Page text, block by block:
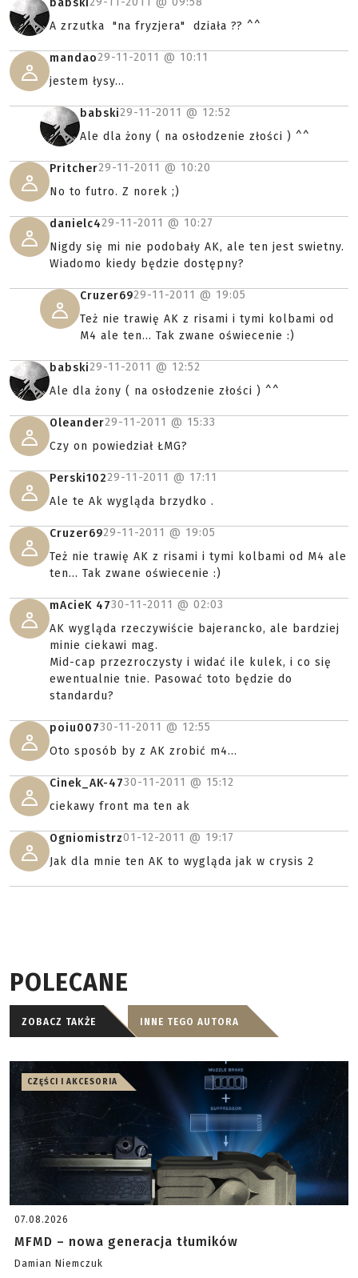
babski
A zrzutka "na fryzjera" działa ?? ^^
mandao29-11-2011 @ 10:11
jestem łysy...
babski29-11-2011 @ 12:52
Ale dla żony ( na osłodzenie złości ) ^^
Pritcher29-11-2011 @ 10:20
No to futro. Z norek ;)
danielc429-11-2011 @ 10:27
Nigdy się mi nie podobały AK, ale ten jest swietny.
Wiadomo kiedy będzie dostępny?
Cruzer6929-11-2011 @ 19:05
Też nie trawię AK z risami i tymi kolbami od
M4 ale ten... Tak zwane oświecenie :)
babski29-11-2011 @ 12:52
Ale dla żony ( na osłodzenie złości ) ^^
Oleander29-11-2011 @ 15:33
Czy on powiedział ŁMG?
Perski10229-11-2011 @ 17:11
Ale te Ak wygląda brzydko .
Cruzer6929-11-2011 @ 19:05
Też nie trawię AK z risami i tymi kolbami od M4 ale
ten... Tak zwane oświecenie :)
mAcieK 4730-11-2011 @ 02:03
AK wygląda rzeczywiście bajerancko, ale bardziej
minie ciekawi mag.
Mid-cap przezroczysty i widać ile kulek, i co się
ewentualnie tnie. Pasować toto będzie do
standardu?
poiu00730-11-2011 @ 12:55
Oto sposób by z AK zrobić m4...
Cinek_AK-4730-11-2011 @ 15:12
ciekawy front ma ten ak
Ogniomistrz01-12-2011 @ 19:17
Jak dla mnie ten AK to wygląda jak w crysis 2
POLECANE
ZOBACZ TAKŻE INNE TEGO AUTORA
CZĘŚCI I AKCESORIA
07.08.2026
MFMD – nowa generacja tłumików
Damian Niemczuk